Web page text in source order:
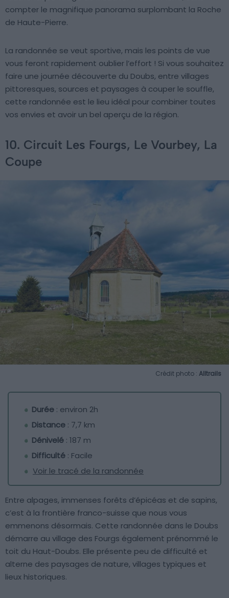
compter le magnifique panorama surplombant la Roche
de Haute-Pierre.
La randonnée se veut sportive, mais les points de vue
vous feront rapidement oublier l’effort ! Si vous souhaitez
faire une journée découverte du Doubs, entre villages
pittoresques, sources et paysages à couper le souffle,
cette randonnée est le lieu idéal pour combiner toutes
vos envies et avoir un bel aperçu de la région.
10. Circuit Les Fourgs, Le Vourbey, La
Coupe
Crédit photo : Alltrails
Durée : environ 2h
Distance : 7,7 km
Dénivelé : 187 m
Difficulté : Facile
Voir le tracé de la randonnée
Entre alpages, immenses forêts d’épicéas et de sapins,
c’est à la frontière franco-suisse que nous vous
emmenons désormais. Cette randonnée dans le Doubs
démarre au village des Fourgs également prénommé le
toit du Haut-Doubs. Elle présente peu de difficulté et
alterne des paysages de nature, villages typiques et
lieux historiques.